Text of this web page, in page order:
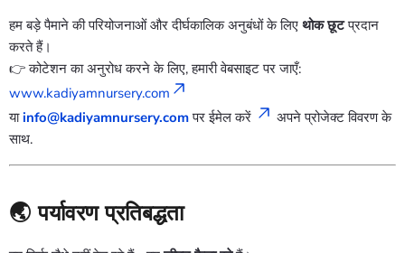
हम बड़े पैमाने की परियोजनाओं और दीर्घकालिक अनुबंधों के लिए थोक छूटप्रदान
करते हैं।
👉 कोटेशन का अनुरोध करने के लिए, हमारी वेबसाइट पर जाएँ:
www.kadiyamnursery.com
याinfo@kadiyamnursery.comपर ईमेल करें
अपने प्रोजेक्ट विवरण के
साथ.
🌏पर्यावरण प्रतिबद्धता